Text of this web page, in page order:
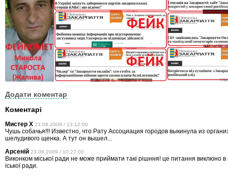
Додати коментар
Коментарі
Мистер Х 23.08.2009 / 13:12:00
Чушь собачья!!! Известно, что Рату Ассоциация городов выкинула из
шелудивого щенка. А тут он вышел...
Арсеній 23.08.2009 / 10:27:00
Виконком міської ради не може приймати такі рішння! це питання виклюно в
іської ради.